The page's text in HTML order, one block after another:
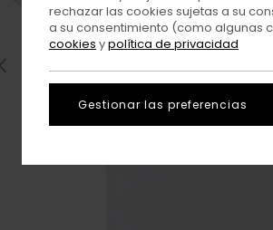
rechazar las cookies sujetas a su
a su consentimiento (como algunas
cookies ypolítica de privacidad
Gestionar las preferencias